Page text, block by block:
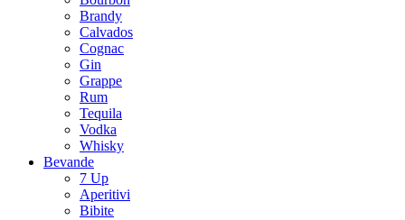
Brandy
Calvados
Cognac
Gin
Grappe
Rum
Tequila
Vodka
Whisky
Bevande
7 Up
Aperitivi
Bibite